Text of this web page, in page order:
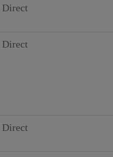
Direct
Direct
Direct